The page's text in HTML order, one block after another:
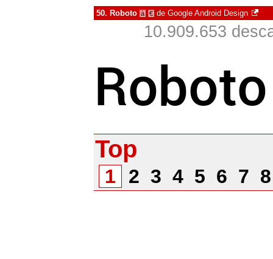
50. Roboto à € de Google Android Design
10.909.653
Top
1 2 3 4 5 6 7